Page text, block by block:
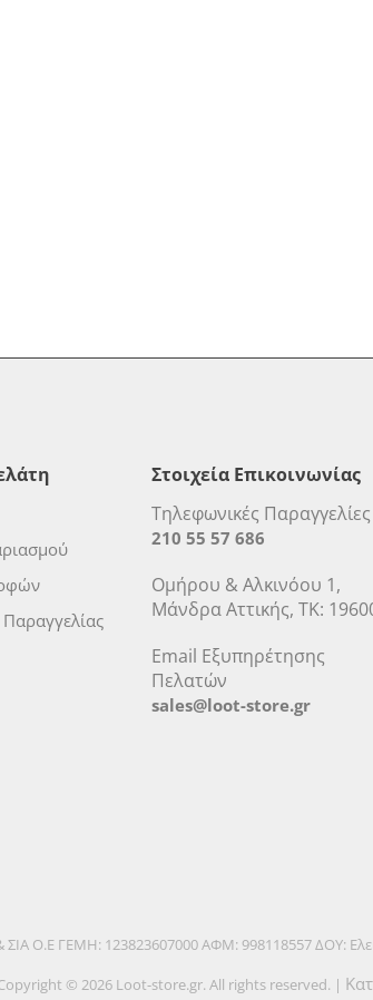
Στοιχεία Επικοινωνίας
Τηλεφωνικές Παραγγελίες
210 55 57 686
Ομήρου & Αλκινόου 1,
Μάνδρα Αττικής, ΤΚ:
Email Εξυπηρέτησης
Πελατών
sales@loot-store.gr
ΣΙΑ Ο.Ε ΓΕΜΗ: 123823607000 ΑΦΜ: 998118557 ΔΟΥ:
© 2026 Loot-store.gr. All rights reserved. |